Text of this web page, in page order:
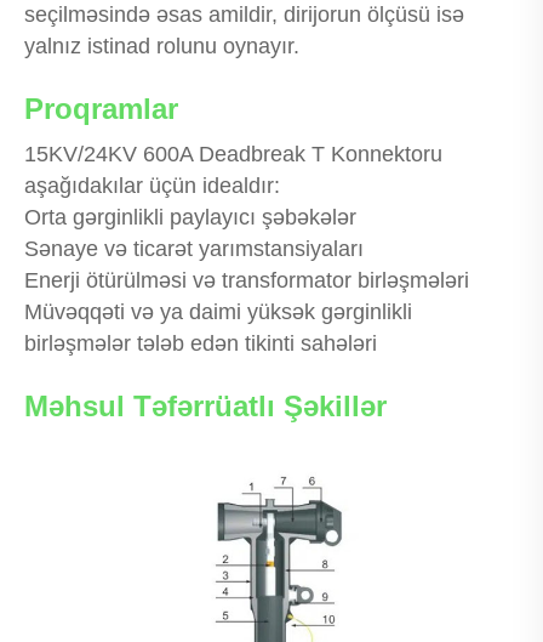
seçilməsində əsas amildir, dirijorun ölçüsü isə
yalnız istinad rolunu oynayır.
Proqramlar
15KV/24KV 600A Deadbreak T Konnektoru
aşağıdakılar üçün idealdır:
Orta gərginlikli paylayıcı şəbəkələr
Sənaye və ticarət yarımstansiyaları
Enerji ötürülməsi və transformator birləşmələri
Müvəqqəti və ya daimi yüksək gərginlikli
birləşmələr tələb edən tikinti sahələri
Məhsul Təfərrüatlı Şəkillər